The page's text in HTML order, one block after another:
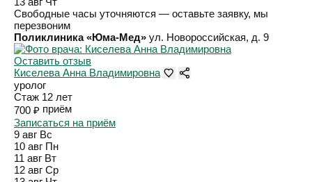
Свободные часы уточняются — оставьте заявку, мы
перезвоним
Поликлиника «Юма-Мед» ул. Новороссийская, д. 9
Оставить отзыв
Киселева Анна Владимировна
уролог
Стаж 12 лет
700 ₽ приём
Записаться на приём
9 авг Вс
10 авг Пн
11 авг Вт
12 авг Ср